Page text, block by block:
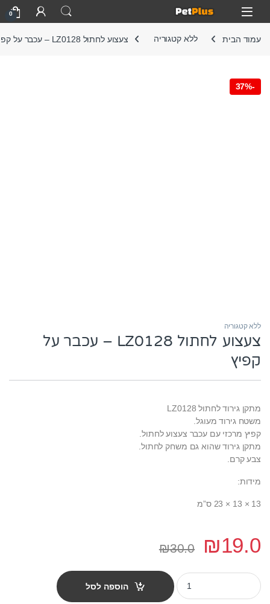
Skip to navigation
Skip to content
Open
0
עמוד הבית ללא קטגוריה צעצוע לחתול LZ0128 – עכבר על קפיץ
-
37%
ללא קטגוריה
צעצוע לחתול LZ0128 – עכבר על
קפיץ
מתקן גירוד לחתול LZ0128
משטח גירוד מעוגל.
קפיץ מרכזי עם עכבר צעצוע לחתול.
מתקן גירוד שהוא גם משחק לחתול.
צבע קרם.
מידות:
13 × 13 × 23 ס”מ
₪19.0
₪30.0
צעצוע לחתול LZ0128 - עכבר על קפיץ quantity
הוספה לסל